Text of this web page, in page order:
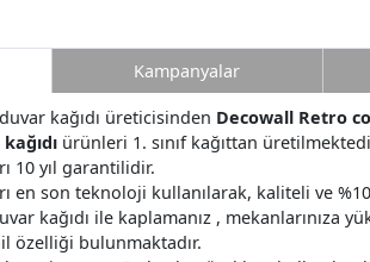
kağıdı üreticisinden Decowall Retro
ürünleri 1. sınıf kağıttan
10 yıl garantilidir.
en son teknoloji kullanılarak, kaliteli ve
kağıdı ile kaplamanız , mekanlarınıza
özelliği bulunmaktadır.
Kampanyalar